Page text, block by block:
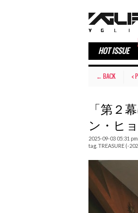
HOT ISSUE
← BACK <
「第２
ン・ヒ
2025-09-03 05:31 pm
tag. TREASURE (-